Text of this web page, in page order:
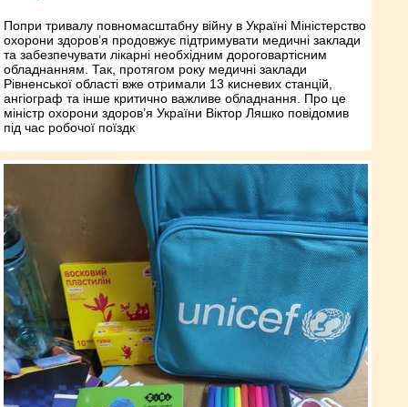
Попри тривалу повномасштабну війну в Україні Міністерство
охорони здоров’я продовжує підтримувати медичні заклади
та забезпечувати лікарні необхідним дороговартісним
обладнанням. Так, протягом року медичні заклади
Рівненської області вже отримали 13 кисневих станцій,
ангіограф та інше критично важливе обладнання. Про це
міністр охорони здоров’я України Віктор Ляшко повідомив
під час робочої поїздк